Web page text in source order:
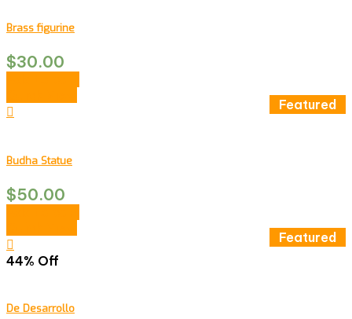
Brass figurine
$30.00
Featured
Budha Statue
$50.00
Featured
44% Off
De Desarrollo